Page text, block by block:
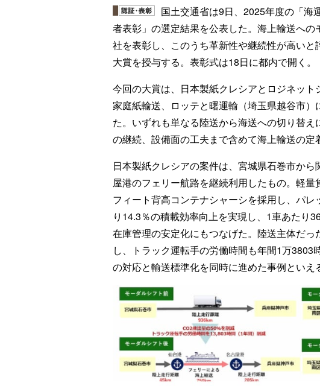
国土交通省は9日、2025年度の「海
者表彰」の選定結果を公表した。海上輸送へ
社を表彰し、このうち革新性や継続性が高い
大賞を授与する。表彰式は18日に都内で開く。
今回の大賞は、日本製紙クレシアとロジネッ
家庭紙輸送、ロッテと曙運輸（埼玉県越谷市
た。いずれも単なる陸送から海送への切り替
の継続、設備面の工夫まで含めて海上輸送の定
日本製紙クレシアの案件は、宮城県石巻市か
屋港のフェリー航路を継続利用したもの。軽
フィート背高コンテナシャーシを採用し、パ
り14.3％の積載効率向上を実現し、1車あたり
在庫管理の安定化にもつなげた。陸送主体だ
し、トラック運転手の労働時間も年間1万
の対応と輸送標準化を同時に進めた事例といえ